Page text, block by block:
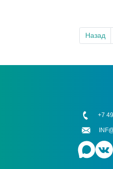
Назад
+7